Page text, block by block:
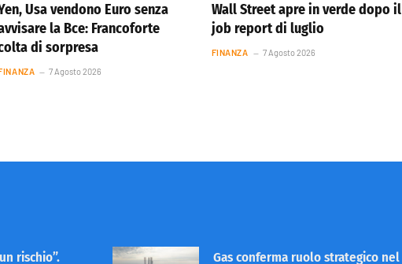
Usa vendono Euro senza
la Bce: Francoforte
di sorpresa
7 Agosto 2026
Wall Street apre in verde dopo il
job report di luglio
FINANZA 7 Agosto 2026
rischio”.
Gas conferma ruolo strategico nel